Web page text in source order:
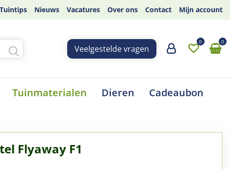
Tuintips Nieuws Vacatures Over ons Contact Mijn account
Veelgestelde vragen
Tuinmaterialen Dieren Cadeaubon
Flyaway F1